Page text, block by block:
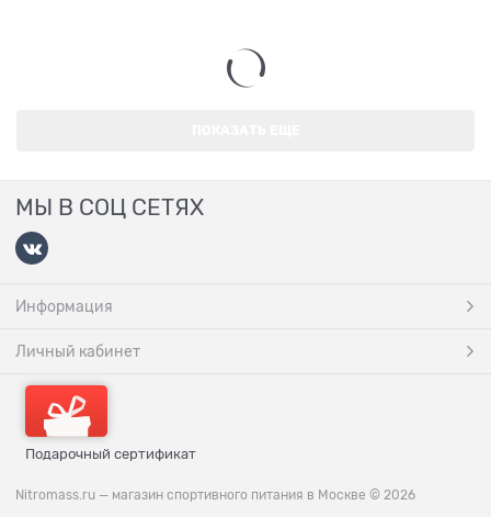
МЫ В СОЦ СЕТЯХ
Информация
Личный кабинет
Подарочный сертификат
Nitromass.ru — магазин спортивного питания в Москве © 2026